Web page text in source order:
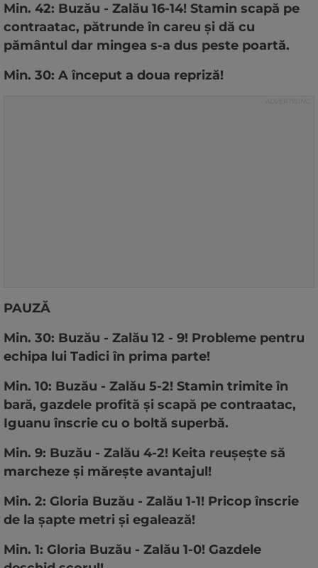
Min. 42: Buzău - Zalău 16-14! Stamin scapă pe
contraatac, pătrunde în careu și dă cu
pământul dar mingea s-a dus peste poartă.
Min. 30: A început a doua repriză!
PAUZĂ
Min. 30: Buzău - Zalău 12 - 9! Probleme pentru
echipa lui Tadici în prima parte!
Min. 10: Buzău - Zalău 5-2! Stamin trimite în
bară, gazdele profită și scapă pe contraatac,
Iguanu înscrie cu o boltă superbă.
Min. 9: Buzău - Zalău 4-2! Keita reușește să
marcheze și mărește avantajul!
Min. 2: Gloria Buzău - Zalău 1-1! Pricop înscrie
de la șapte metri și egalează!
Min. 1: Gloria Buzău - Zalău 1-0! Gazdele